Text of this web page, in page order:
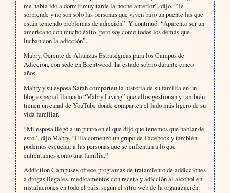
me había ido a dormir muy tarde la noche anterior”, dijo. “Te
sorprende y no son solo las personas que viven bajo un puente las que
están teniendo problemas de adicción”. Y continuó: “Aparento ser un
americano con mucho éxito, pero soy como todos los demás que
luchan con la adicción”.
Mabry, Gerente de Alianzas Estratégicas para los Campus de
Adicción, con sede en Brentwood, ha estado sobrio durante cinco
años.
Mabry y su esposa Sarah comparten la historia de su familia en un
blog especial llamado “Mabry Living” que ellos gestionan y también
tienen un canal de YouTube donde comparten el lado más ligero de su
vida familiar.
“Mi esposa llegó a un punto en el que dijo que tenemos que hablar de
esto”, dijo Mabry. “Ella comenzó un grupo de Facebook y también
podemos escuchar a las personas que se enfrentan a lo que
enfrentamos como una familia.”
Addiction Campuses ofrece programas de tratamiento de addicciones
a drogas ilegales, medicamentos con receta y adicción al alcohol en
instalaciones en todo el país, según el sitio web de la organización.